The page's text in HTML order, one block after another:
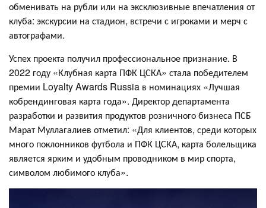
обменивать на рубли или на эксклюзивные впечатления от
клуба: экскурсии на стадион, встречи с игроками и мерч с
автографами.
Успех проекта получил профессиональное признание. В
2022 году «Клубная карта ПФК ЦСКА» стала победителем
премии Loyalty Awards Russia в номинациях «Лучшая
кобрендинговая карта года». Директор департамента
разработки и развития продуктов розничного бизнеса ПСБ
Марат Муллагалиев отметил: «Для клиентов, среди которых
много поклонников футбола и ПФК ЦСКА, карта болельщика
является ярким и удобным проводником в мир спорта,
символом любимого клуба».